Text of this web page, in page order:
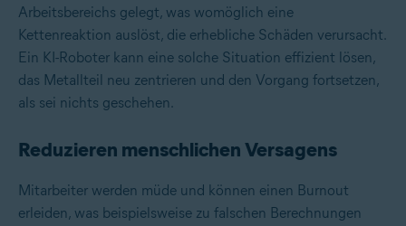
Arbeitsbereichs gelegt, was womöglich eine
Kettenreaktion auslöst, die erhebliche Schäden verursacht.
Ein KI-Roboter kann eine solche Situation effizient lösen,
das Metallteil neu zentrieren und den Vorgang fortsetzen,
als sei nichts geschehen.
Reduzieren menschlichen Versagens
Mitarbeiter werden müde und können einen Burnout
erleiden, was beispielsweise zu falschen Berechnungen